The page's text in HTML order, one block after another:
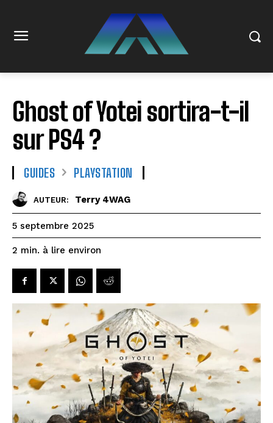
Ghost of Yotei sortira-t-il
sur PS4 ?
GUIDES PLAYSTATION
AUTEUR: Terry 4WAG
5 septembre 2025
2 min. à lire environ